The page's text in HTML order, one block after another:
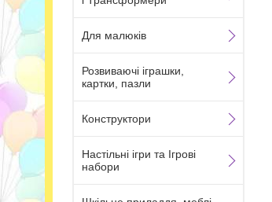
Для малюків
Розвиваючі іграшки,
картки, пазли
Конструктори
Настільні ігри та Ігрові
набори